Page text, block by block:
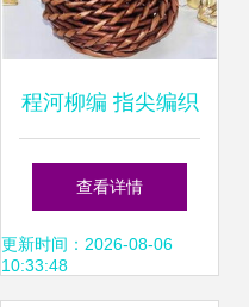
程河柳编 指尖编织
的自然美学与生活
诗意
查看详情
更新时间：2026-08-06
10:33:48